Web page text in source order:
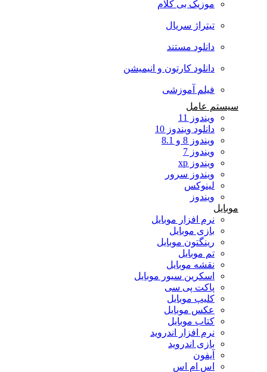
موزیک بی کلام
تیتراژ سریال
دانلود مستند
دانلود کارتون و انیمیشن
فیلم آموزشی
سیستم عامل
ویندوز 11
دانلود ویندوز 10
ویندوز 8 و 8.1
ویندوز 7
ویندوز xp
ویندوز سرور
لینوکس
ویندوز
موبایل
نرم افزار موبایل
بازی موبایل
رینگتون موبایل
تم موبایل
نقشه موبایل
اسکرین سیور موبایل
پاکت پی سی
کلیپ موبایل
عکس موبایل
کتاب موبایل
نرم افزار اندروید
بازی اندروید
آیفون
اس ام اس